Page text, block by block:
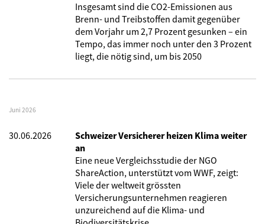
Insgesamt sind die CO2-Emissionen aus
Brenn- und Treibstoffen damit gegenüber
dem Vorjahr um 2,7 Prozent gesunken – ein
Tempo, das immer noch unter den 3 Prozent
liegt, die nötig sind, um bis 2050
Juni 2026
30.06.2026
Schweizer Versicherer heizen Klima weiter
an
Eine neue Vergleichsstudie der NGO
ShareAction, unterstützt vom WWF, zeigt:
Viele der weltweit grössten
Versicherungsunternehmen reagieren
unzureichend auf die Klima- und